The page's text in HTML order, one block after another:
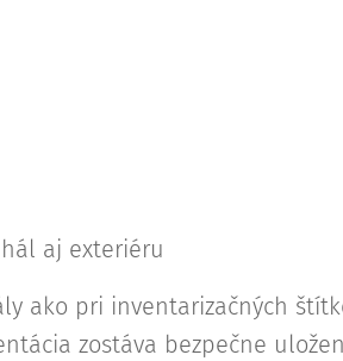
aj exteriéru
ako pri inventarizačných
zostáva bezpečne